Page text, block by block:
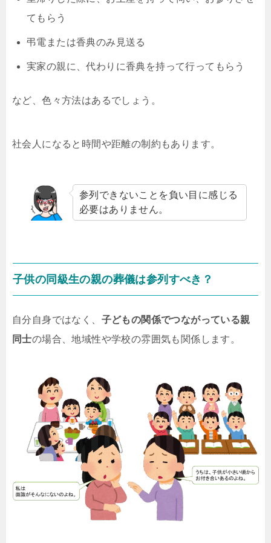
てもらう
弔電または香典のみ見送る
実家の親に、代わりに香典を持って行ってもらう
など、色々方法はあるでしょう。
社会人になると時間や距離の制約もあります。
参列できないことを負い目に感じる
必要はありません。
子供の同級生の親の葬儀は参列すべき？
自分自身ではなく、 子どもの関係でつながっている親
同士の場合、地域性や学校の雰囲気も関係します。